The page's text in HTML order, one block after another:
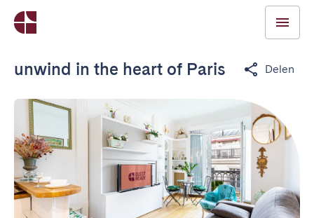
unwind in the heart of Paris Delen